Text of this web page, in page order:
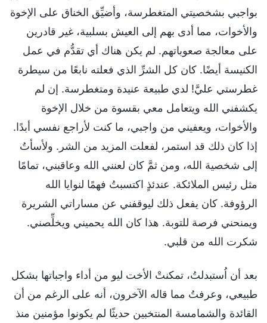
بواجبي بشخصيتي المتغطرسة، وأضيِّق الخناق على الإخوة
والأخوات، مما أدى بهم إلى العيش بسلبية، غير قادرين
على معالجة صعوباتهم. لم يكن هناك أي تقدُّم في عمل
الكنيسة أيضًا. كان كل الشرِّ الذي فعلته نابعًا من سيطرة
غطرستي عليَّ! لدي طبيعة عنيدة ومتغطرسة. إن لم
يكشفني الله ويتعامل معي بقسوة من خلال الإخوة
والأخوات، ويعفيني من واجبي، ما كنت لأراجع نفسي أبدًا.
إذا كان ذلك قد استمر، لفعلت المزيد من الشر. ولأسأتُ
إلى شخصية الله، ومن ثمَّ كان لعنني الله وعاقبني، تمامًا
مثل رئيس الملائكة. عندئذٍ اكتسبتُ فهمًا لنوايا الله
الرؤوفة. كان يفعل ذلك ليوقفني عن مساراتي الشريرة
ويمنحني فرصة للتوبة. هذا كان الله يحميني ويخلِّصني.
شكرت الله من قلبي.
بعد أن اُستبدلتُ، تمكنتْ الأخت ليو من أداء واجباتها بشكل
طبيعي، وعرفتُ مما قاله الآخرون، أنه على الرغم من أن
القائدة والشمامسة المنتخبين حديثًا لم يكونوا مؤمنين منذ